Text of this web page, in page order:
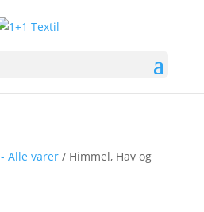
- Alle varer/ Himmel, Hav og